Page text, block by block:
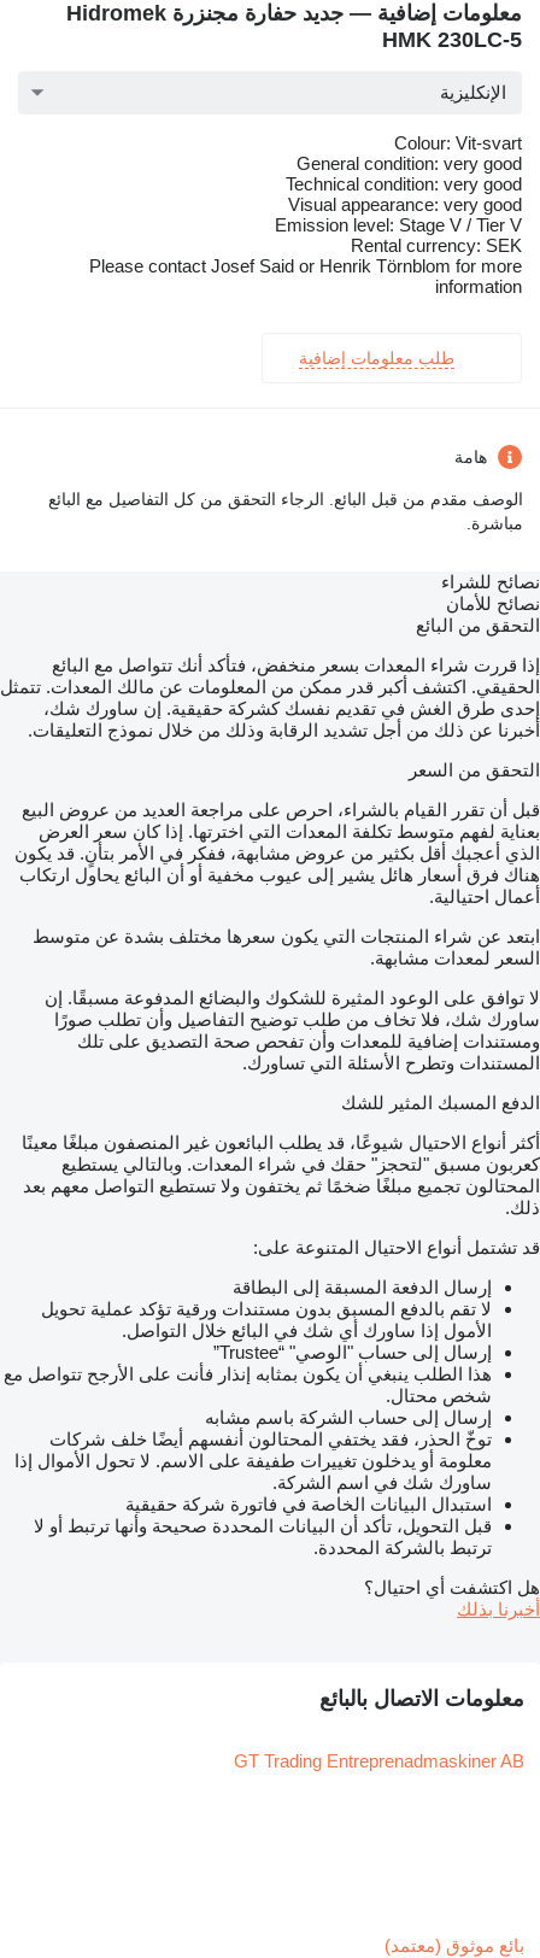
معلومات إضافية — جديد حفارة مجنزرة Hidromek
HMK 230LC-5
الإنكليزية
Colour: Vit-svart
General condition: very good
Technical condition: very good
Visual appearance: very good
Emission level: Stage V / Tier V
Rental currency: SEK
Please contact Josef Said or Henrik Törnblom for more
information
طلب معلومات إضافية
هامة
الوصف مقدم من قبل البائع. الرجاء التحقق من كل التفاصيل مع البائع
مباشرة.
نصائح للشراء
نصائح للأمان
التحقق من البائع
إذا قررت شراء المعدات بسعر منخفض، فتأكد أنك تتواصل مع البائع
الحقيقي. اكتشف أكبر قدر ممكن من المعلومات عن مالك المعدات. تتمثل
إحدى طرق الغش في تقديم نفسك كشركة حقيقية. إن ساورك شك،
أخبرنا عن ذلك من أجل تشديد الرقابة وذلك من خلال نموذج التعليقات.
التحقق من السعر
قبل أن تقرر القيام بالشراء، احرص على مراجعة العديد من عروض البيع
بعناية لفهم متوسط تكلفة المعدات التي اخترتها. إذا كان سعر العرض
الذي أعجبك أقل بكثير من عروض مشابهة، ففكر في الأمر بتأنٍ. قد يكون
هناك فرق أسعار هائل يشير إلى عيوب مخفية أو أن البائع يحاول ارتكاب
أعمال احتيالية.
ابتعد عن شراء المنتجات التي يكون سعرها مختلف بشدة عن متوسط
السعر لمعدات مشابهة.
لا توافق على الوعود المثيرة للشكوك والبضائع المدفوعة مسبقًا. إن
ساورك شك، فلا تخاف من طلب توضيح التفاصيل وأن تطلب صورًا
ومستندات إضافية للمعدات وأن تفحص صحة التصديق على تلك
المستندات وتطرح الأسئلة التي تساورك.
الدفع المسبك المثير للشك
أكثر أنواع الاحتيال شيوعًا، قد يطلب البائعون غير المنصفون مبلغًا معينًا
كعربون مسبق "لتحجز" حقك في شراء المعدات. وبالتالي يستطيع
المحتالون تجميع مبلغًا ضخمًا ثم يختفون ولا تستطيع التواصل معهم بعد
ذلك.
قد تشتمل أنواع الاحتيال المتنوعة على:
إرسال الدفعة المسبقة إلى البطاقة
لا تقم بالدفع المسبق بدون مستندات ورقية تؤكد عملية تحويل
الأمول إذا ساورك أي شك في البائع خلال التواصل.
إرسال إلى حساب "الوصي" “Trustee”
هذا الطلب ينبغي أن يكون بمثابه إنذار فأنت على الأرجح تتواصل مع
شخص محتال.
إرسال إلى حساب الشركة باسم مشابه
توخّ الحذر، فقد يختفي المحتالون أنفسهم أيضًا خلف شركات
معلومة أو يدخلون تغييرات طفيفة على الاسم. لا تحول الأموال إذا
ساورك شك في اسم الشركة.
استبدال البيانات الخاصة في فاتورة شركة حقيقية
قبل التحويل، تأكد أن البيانات المحددة صحيحة وأنها ترتبط أو لا
ترتبط بالشركة المحددة.
هل اكتشفت أي احتيال؟
أخبرنا بذلك
معلومات الاتصال بالبائع
GT Trading Entreprenadmaskiner AB
بائع موثوق (معتمد)